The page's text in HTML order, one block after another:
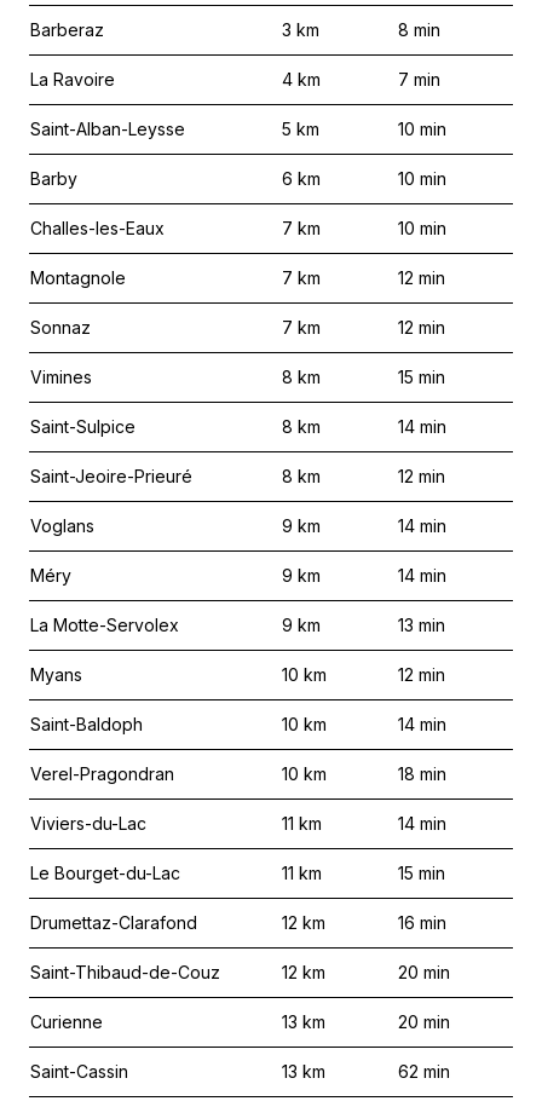
Barberaz 3 km 8 min
La Ravoire 4 km 7 min
Saint-Alban-Leysse 5 km 10 min
Barby 6 km 10 min
Challes-les-Eaux 7 km 10 min
Montagnole 7 km 12 min
Sonnaz 7 km 12 min
Vimines 8 km 15 min
Saint-Sulpice 8 km 14 min
Saint-Jeoire-Prieuré 8 km 12 min
Voglans 9 km 14 min
Méry 9 km 14 min
La Motte-Servolex 9 km 13 min
Myans 10 km 12 min
Saint-Baldoph 10 km 14 min
Verel-Pragondran 10 km 18 min
Viviers-du-Lac 11 km 14 min
Le Bourget-du-Lac 11 km 15 min
Drumettaz-Clarafond 12 km 16 min
Saint-Thibaud-de-Couz 12 km 20 min
Curienne 13 km 20 min
Saint-Cassin 13 km 62 min